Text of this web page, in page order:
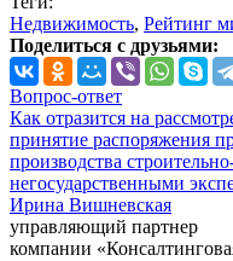
Недвижимость, Рейтинг
Поделиться с друзьями:
Вопрос-ответ
Как отразится на
принятие распоряжения
производства
негосударственными
Ирина Вишневская
управляющий партнер
компании